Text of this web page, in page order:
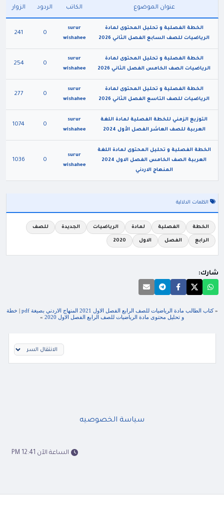
عنوان الموضوع الكاتب الردود الزوار
الخطة الفصلية و تحليل المحتوى لمادة
الرياضيات للصف السابع الفصل الثاني 2026
surur
wishahee
0
241
الخطة الفصلية و تحليل المحتوى لمادة
الرياضيات الصف الخامس الفصل الثاني 2026
surur
wishahee
0
254
الخطة الفصلية و تحليل المحتوى لمادة
الرياضيات للصف التاسع الفصل الثاني 2026
surur
wishahee
0
277
التوزيع الزمني للخطة الفصلية لمادة اللغة
العربية للصف العاشر الفصل الأول 2024
surur
wishahee
0
1074
الخطة الفصلية و تحليل المحتوى لمادة اللغة
العربية الصف الخامس الفصل الاول 2024
المنهاج الاردني
surur
wishahee
0
1036
الكلمات الدلالية
الخطة الفصلية لمادة الرياضيات الجديدة للصف
الرابع الفصل الاول 2020
شارك:
«كتاب الطالب مادة الرياضيات للصف الرابع الفصل الاول 2021 المنهاج الاردني بصيغة pdf | خطة
و تحليل محتوى مادة الرياضيات للصف الرابع الفصل الاول 2020
»
سياسة الخصوصيه
الساعة الآن 12:41 PM